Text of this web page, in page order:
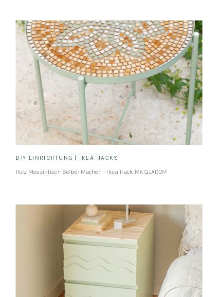
DIY EINRICHTUNG IKEA HACKS
Holz Mosaiktisch Selber Machen – Ikea Hack Mit GLADOM